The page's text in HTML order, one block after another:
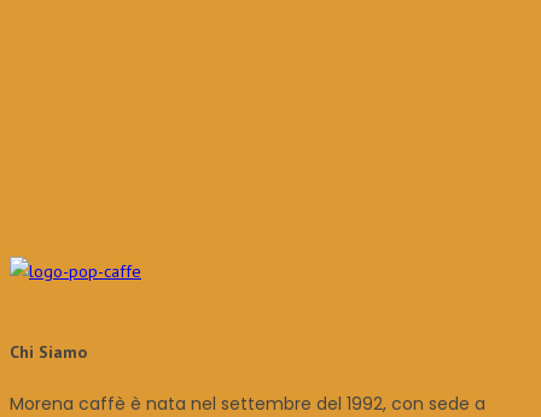
Chi Siamo
Morena caffè è nata nel settembre del 1992, con sede a